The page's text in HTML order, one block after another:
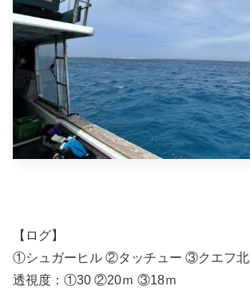
【ログ】
①シュガーヒル ②タッチュー ③クエフ北
透視度：①30 ②20ｍ ③18ｍ